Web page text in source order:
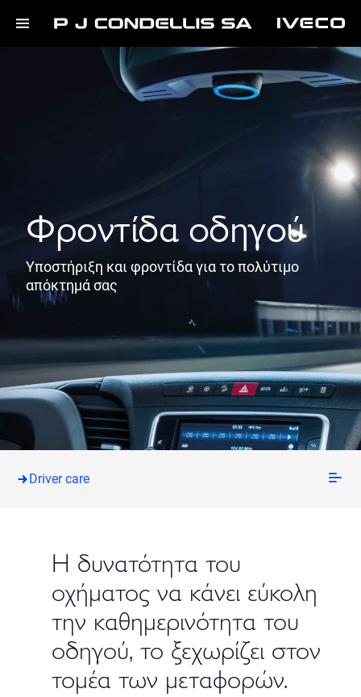
Φροντίδα οδηγού
Υποστήριξη και φροντίδα για το πολύτιμο
απόκτημά σας
Driver care
Η δυνατότητα του
οχήματος να κάνει εύκολη
την καθημερινότητα του
οδηγού, το ξεχωρίζει στον
τομέα των μεταφορών.